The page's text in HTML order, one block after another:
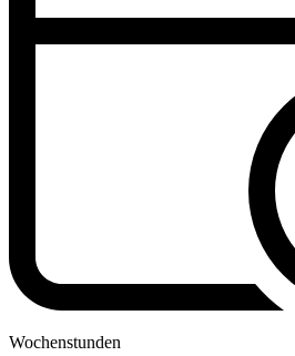
Wochenstunden